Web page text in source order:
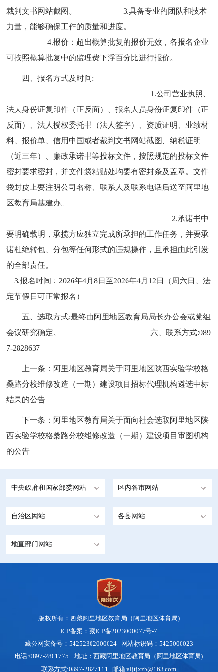
裁判文书网站截图。 3.具备专业的团队和技术
力量，能够确保工作的质量和进度。
4.报价：超出概算批复的报价无效，各报名企业
可按照概算批复中的监理费下浮百分比进行报价。
四、报名方式及时间:
1.公司营业执照、
法人身份证复印件（正反面）、报名人员身份证复印件（正
反面）、法人授权委托书（法人签字）、资质证明、业绩材
料、报价单、信用中国或者裁判文书网站截图、纳税证明
（近三年）、廉政承诺书等投标文件，按照规范的投标文件
密封要求密封，并文件袋粘贴处均要有密封条及盖章。文件
袋封皮上要注明公司名称、联系人及联系电话后送至阿里地
区教育局基建办。
2.承诺书中
要明确载明，承揽方应独立完成所承担的工作任务，并要承
诺杜绝转包、分包等任何形式的违规操作，且承担由此引发
的全部责任。
3.报名时间：2026年4月8日至2026年4月12日（周六日、法
定节假日可正常报名）
五、选取方式:最终由阿里地区教育局局长办公会或党组
会议研究确定。 六、联系方式:089
7-2828637
上一条： 阿里地区教育局关于阿里地区陕西实验学校格
桑路分校维修改造（一期）建设项目招标代理机构遴选中标
结果的公告
下一条： 阿里地区教育局关于面向社会选取阿里地区陕
西实验学校格桑路分校维修改造（一期）建设项目审图机构
的公告
中央政府和国家部委网站 区内各市网站
自治区网站 各县网站
地直部门网站
版权所有：西藏阿里地区教育局（阿里地区体育局)
ICP备案：藏ICP备2023000077号-7
藏公网安备号：54252302000024网站标识码：5425000023
电话:0897-2801775 地址：西藏阿里地区教育局（阿里地区体育局)
联系方式:0897-2827111 邮箱:aljtjxzb@163.com